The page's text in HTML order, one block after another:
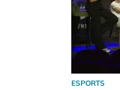
ESPORTS